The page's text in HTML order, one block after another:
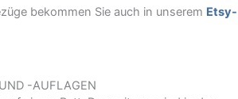
bekommen Sie auch in unserem Etsy-
-AUFLAGEN